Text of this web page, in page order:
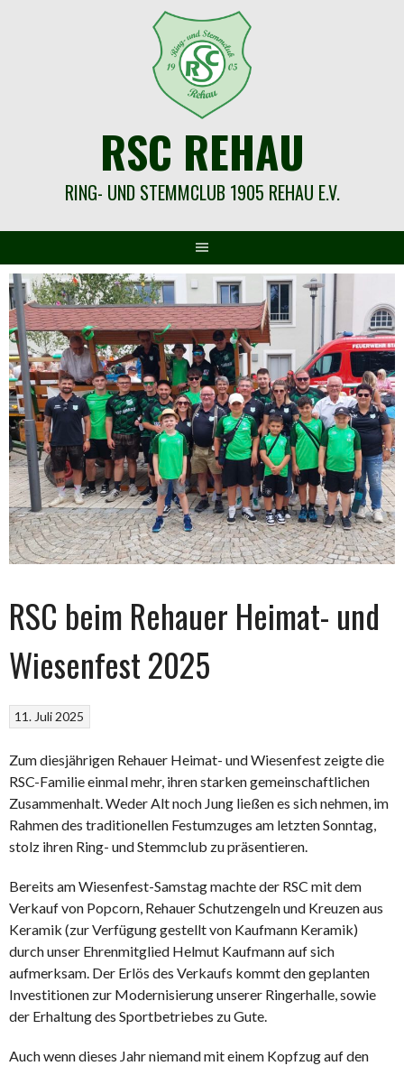
RSC REHAU
RING- UND STEMMCLUB 1905 REHAU E.V.
RSC beim Rehauer Heimat- und
Wiesenfest 2025
11. Juli 2025
Zum diesjährigen Rehauer Heimat- und Wiesenfest zeigte die
RSC-Familie einmal mehr, ihren starken gemeinschaftlichen
Zusammenhalt. Weder Alt noch Jung ließen es sich nehmen, im
Rahmen des traditionellen Festumzuges am letzten Sonntag,
stolz ihren Ring- und Stemmclub zu präsentieren.
Bereits am Wiesenfest-Samstag machte der RSC mit dem
Verkauf von Popcorn, Rehauer Schutzengeln und Kreuzen aus
Keramik (zur Verfügung gestellt von Kaufmann Keramik)
durch unser Ehrenmitglied Helmut Kaufmann auf sich
aufmerksam. Der Erlös des Verkaufs kommt den geplanten
Investitionen zur Modernisierung unserer Ringerhalle, sowie
der Erhaltung des Sportbetriebes zu Gute.
Auch wenn dieses Jahr niemand mit einem Kopfzug auf den